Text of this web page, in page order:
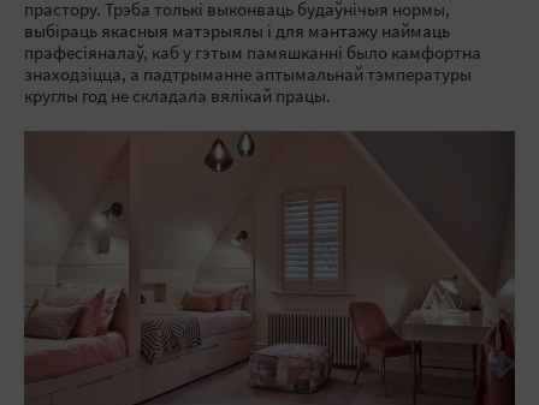
прастору. Трэба толькі выконваць будаўнічыя нормы,
выбіраць якасныя матэрыялы і для мантажу наймаць
прафесіяналаў, каб у гэтым памяшканні было камфортна
знаходзіцца, а падтрыманне аптымальнай тэмпературы
круглы год не складала вялікай працы.